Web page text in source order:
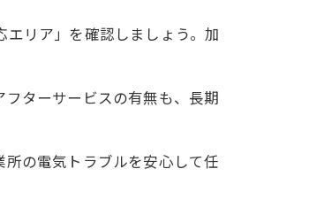
リア」を確認しましょう。加
ターサービスの有無も、長期
の電気トラブルを安心して任